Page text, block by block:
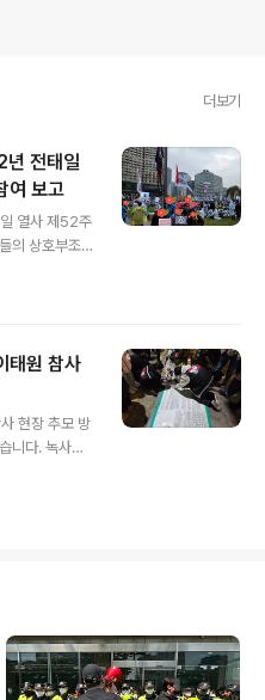
더보기
전태일
여 보고
열사 제52주
의 상호부조’,
가로, 지난번
발로 말랑키
간이었다. 더
랑키즘과 뜻
도 끊임없이
일에만 국한
태원 참사
현장 추모 방
니다. 녹사평
입니다. 그러
, 참사가 일어
다. 수도권에
은 그런 장소
것은 역시 수북
리는 사람들,